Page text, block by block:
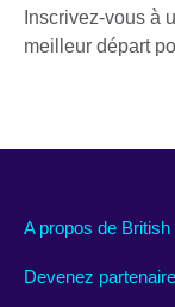
Inscrivez-vous à
meilleur départ
A propos de
Devenez partenaire